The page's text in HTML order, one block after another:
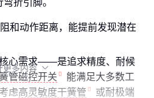
折引脚。
和动作距离，能提前发现潜在
心需求——是追求精度、耐候
管磁控开关
能满足大多数工
虑高灵敏度干簧管
或耐极端
更多内容 